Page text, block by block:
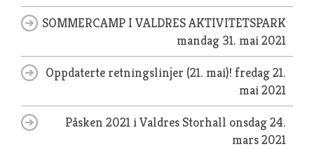
SOMMERCAMP I VALDRES AKTIVITETSPARK
mandag 31. mai 2021
Oppdaterte retningslinjer (21. mai)! fredag 21.
mai 2021
Påsken 2021 i Valdres Storhall onsdag 24.
mars 2021